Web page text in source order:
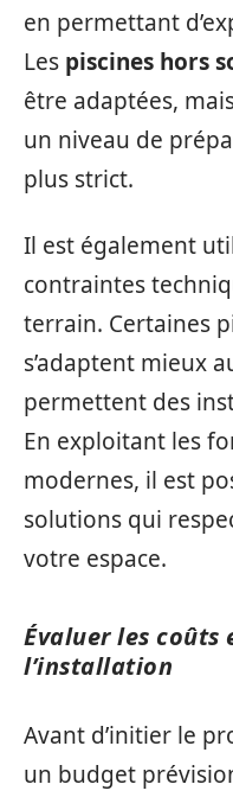
en permettant
Les piscines hors
être adaptées,
un niveau de
plus strict.
Il est également
contraintes
terrain. Certaines
s’adaptent mieux
permettent des
En exploitant les
modernes, il est
solutions qui
votre espace.
Évaluer les
l’installation
Avant d’initier le
un budget